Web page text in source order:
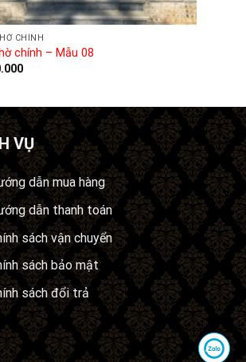
CHÍNH
chính – Mẫu 08
VỤ
dẫn mua hàng
dẫn thanh toán
sách vận chuyển
sách bảo mật
sách đổi trả